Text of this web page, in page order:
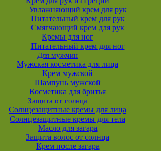
Увлажняющий крем для рук
Питательный крем для рук
Смягчающий крем для рук
Кремы для ног
Питательный крем для ног
Для мужчин
Мужская косметика для лица
Крем мужской
Шампунь мужской
Косметика для бритья
Защита от солнца
Солнцезащитные кремы для лица
Солнцезащитные кремы для тела
Масло для загара
Защита волос от солнца
Крем после загара